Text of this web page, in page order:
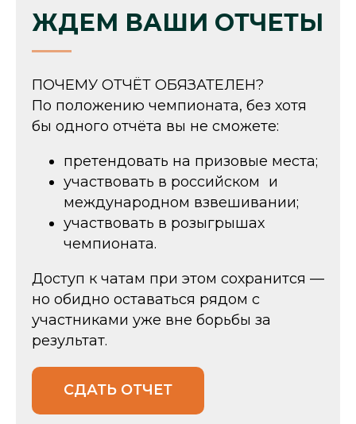
ЖДЕМ ВАШИ ОТЧЕТЫ
ПОЧЕМУ ОТЧЁТ ОБЯЗАТЕЛЕН?
По положению чемпионата, без хотя
бы одного отчёта вы не сможете:
претендовать на призовые места;
участвовать в российском и
международном взвешивании;
участвовать в розыгрышах
чемпионата.
Доступ к чатам при этом сохранится —
но обидно оставаться рядом с
участниками уже вне борьбы за
результат.
СДАТЬ ОТЧЕТ